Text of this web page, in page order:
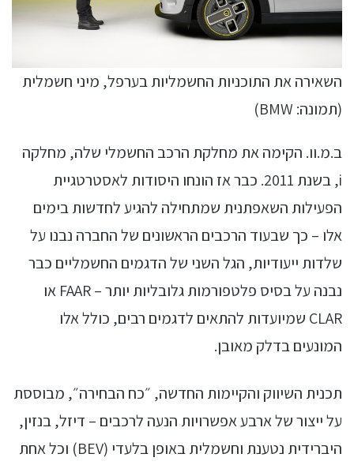
השאירה את התוכניות החשמליות בערפל, מיני חשמלית
(תמונה: BMW)
ב.מ.וו. הקימה את מחלקת הרכב החשמלי שלה, מחלקה
i, בשנת 2011. כבר אז הונחו היסודות לאסטרטגיית
הפעילות השאפתנית שמתחילה להגיע לחדשות בימים
אלו – כך שבעוד הרכבים הראשונים של החברה נבנו על
שלדות ייעודיות, הגל השני של הדגמים החשמליים כבר
נבנה על בסיס פלטפורמות גלובליות יותר – FAAR או
CLAR שמיועדות להתאים לדגמים רבים, כולל אלו
המונעים בדלק מאובן.
תכנית השיווק והקיימות החדשה, ״כח הבחירה״, מבוססת
על ייצור של ארבע אפשרויות הנעה לרכבים – דיזל, בנזין,
היברידית נטענת וחשמלית באופן בלעדי (BEV) וכל אחת